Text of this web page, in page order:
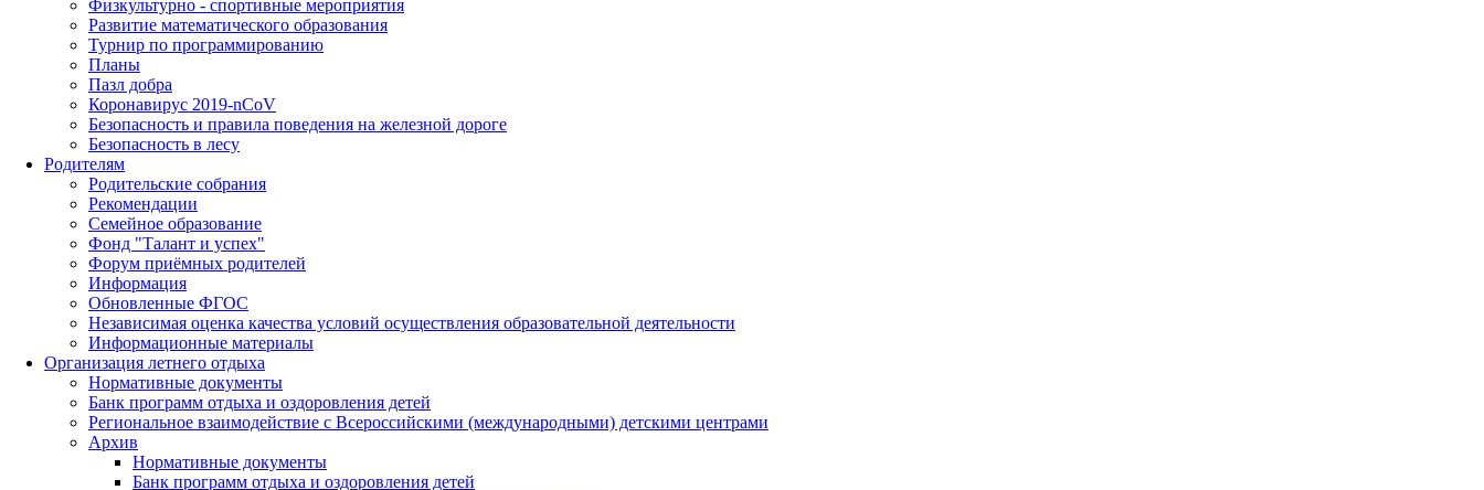
Физкультурно - спортивные мероприятия
Развитие математического образования
Турнир по программированию
Планы
Пазл добра
Коронавирус 2019-nCoV
Безопасность и правила поведения на железной дороге
Безопасность в лесу
Родителям
Родительские собрания
Рекомендации
Семейное образование
Фонд "Талант и успех"
Форум приёмных родителей
Информация
Обновленные ФГОС
Независимая оценка качества условий осуществления образовательной деятельности
Информационные материалы
Организация летнего отдыха
Нормативные документы
Банк программ отдыха и оздоровления детей
Региональное взаимодействие с Всероссийскими (международными) детскими центрами
Архив
Нормативные документы
Банк программ отдыха и оздоровления детей